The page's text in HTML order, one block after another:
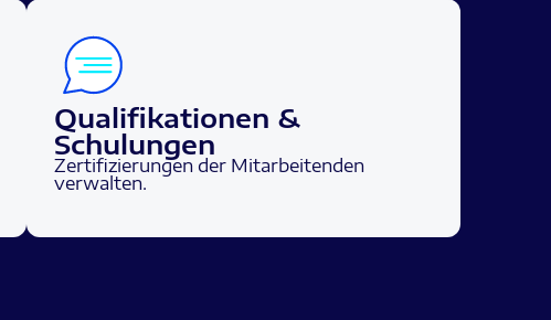
Qualifikationen &
Schulungen
Zertifizierungen der Mitarbeitenden
verwalten.